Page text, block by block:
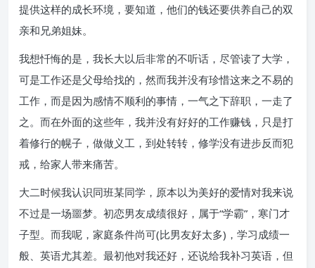
提供这样的成长环境，要知道，他们的钱还要供养自己的双
亲和兄弟姐妹。
我想忏悔的是，我长大以后非常的不听话，尽管读了大学，
可是工作还是父母给找的，然而我并没有珍惜这来之不易的
工作，而是因为感情不顺利的事情，一气之下辞职，一走了
之。而在外面的这些年，我并没有好好的工作赚钱，只是打
着修行的幌子，做做义工，到处转转，修学没有进步反而犯
戒，给家人带来痛苦。
大二时候我认识同班某同学，原本以为美好的爱情对我来说
不过是一场噩梦。初恋男友成绩很好，属于“学霸”，寒门才
子型。而我呢，家庭条件尚可(比男友好太多)，学习成绩一
般、英语尤其差。最初他对我还好，还说给我补习英语，但